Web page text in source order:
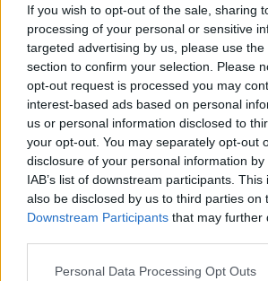
If you wish to opt-out of the sale, sharing
processing of your personal or sensitive
targeted advertising by us, please use
section to confirm your selection. Please
opt-out request is processed you may
interest-based ads based on personal
us or personal information disclosed to
your opt-out. You may separately opt-out
disclosure of your personal information
IAB’s list of downstream participants.
also be disclosed by us to third parties on
Downstream Participants that may further
Personal Data Processing Opt Outs
eleganckim.
Pan Tomasz postanawia
jednak poszukiwania żony
skutku przez wiele lat.
Dom pana Tomasza staje
artystycznym salonem
mieście.
Do mieszkania
Tomasza wprowadzają
małą dziewczynką.
Mecenas po jakimś czasie